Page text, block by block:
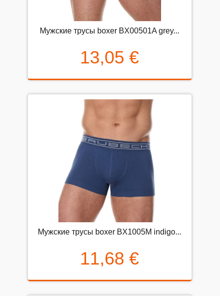
Мужские трусы boxer BX00501A grey...
13,05 €
Мужские трусы boxer BX1005M indigo...
11,68 €